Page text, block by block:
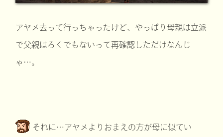
アヤメ去って行っちゃったけど、やっぱり母親は立派
で父親はろくでもないって再確認しただけなんじ
ゃ…。
それに…アヤメよりおまえの方が母に似てい